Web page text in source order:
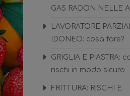
GAS RADON NELLE
LAVORATORE
IDONEO: cosa fare?
GRIGLIA E PIASTRA:
rischi in modo sicuro
FRITTURA: RISCHI E